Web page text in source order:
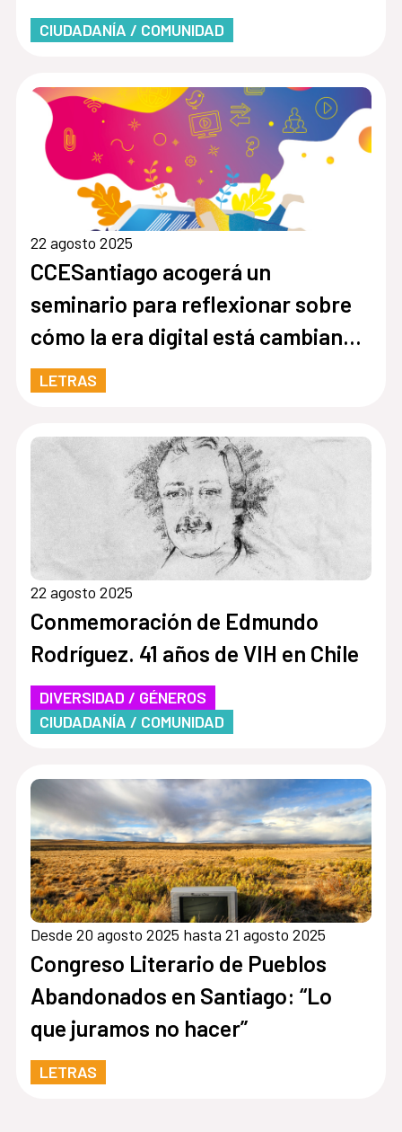
CIUDADANÍA / COMUNIDAD
22 agosto 2025
CCESantiago acogerá un
seminario para reflexionar sobre
cómo la era digital está cambiando
la lectura y la escritura
LETRAS
22 agosto 2025
Conmemoración de Edmundo
Rodríguez. 41 años de VIH en Chile
DIVERSIDAD / GÉNEROS
CIUDADANÍA / COMUNIDAD
Desde 20 agosto 2025 hasta 21 agosto 2025
Congreso Literario de Pueblos
Abandonados en Santiago: “Lo
que juramos no hacer”
LETRAS